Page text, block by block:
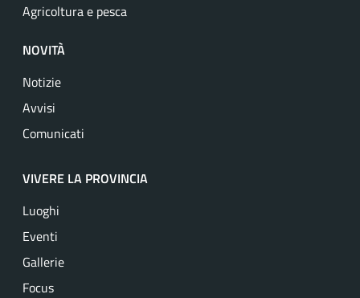
Agricoltura e pesca
NOVITÀ
Notizie
Avvisi
Comunicati
VIVERE LA PROVINCIA
Luoghi
Eventi
Gallerie
Focus